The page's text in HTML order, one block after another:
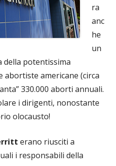
ra
anc
he
un
della potentissima
abortiste americane (circa
330.000 aborti annuali.
i dirigenti, nonostante
olocausto!
erano riusciti a
i responsabili della